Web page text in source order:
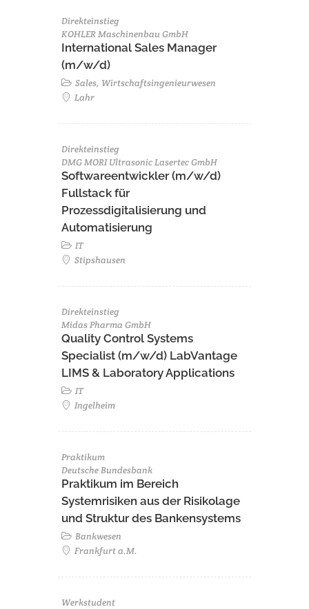
Direkteinstieg
KOHLER Maschinenbau GmbH
International Sales Manager
(m/w/d)
Sales, Wirtschaftsingenieurwesen
Lahr
Direkteinstieg
DMG MORI Ultrasonic Lasertec GmbH
Softwareentwickler (m/w/d)
Fullstack für
Prozessdigitalisierung und
Automatisierung
IT
Stipshausen
Direkteinstieg
Midas Pharma GmbH
Quality Control Systems
Specialist (m/w/d) LabVantage
LIMS & Laboratory Applications
IT
Ingelheim
Praktikum
Deutsche Bundesbank
Praktikum im Bereich
Systemrisiken aus der Risikolage
und Struktur des Bankensystems
Bankwesen
Frankfurt a.M.
Werkstudent